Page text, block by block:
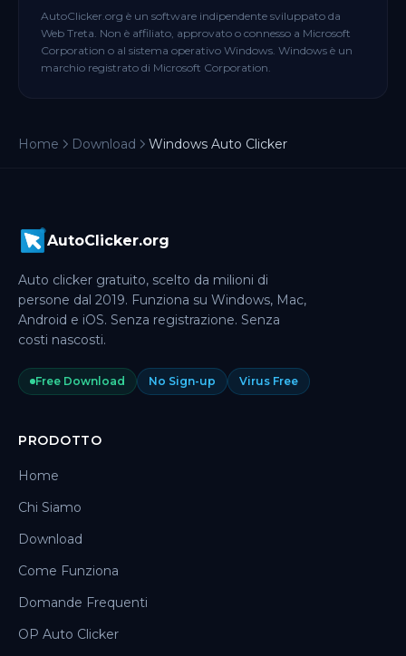
AutoClicker.org è un software indipendente sviluppato da
Web Treta. Non è affiliato, approvato o connesso a Microsoft
Corporation o al sistema operativo Windows. Windows è un
marchio registrato di Microsoft Corporation.
Home Download Windows Auto Clicker
AutoClicker.org
Auto clicker gratuito, scelto da milioni di
persone dal 2019. Funziona su Windows, Mac,
Android e iOS. Senza registrazione. Senza
costi nascosti.
Free Download No Sign-up Virus Free
PRODOTTO
Home
Chi Siamo
Download
Come Funziona
Domande Frequenti
OP Auto Clicker